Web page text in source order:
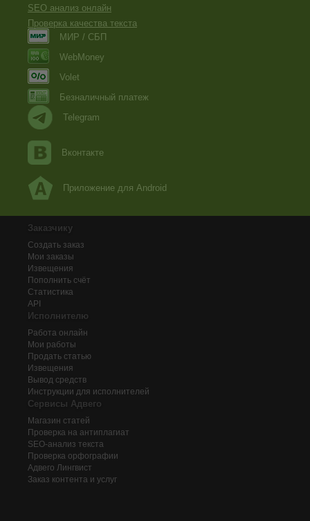
SEO анализ онлайн
Проверка качества текста
МИР / СБП
WebMoney
Volet
Безналичный платеж
Telegram
Вконтакте
Приложение для Android
Заказчику
Создать заказ
Мои заказы
Извещения
Пополнить счёт
Статистика
API
Исполнителю
Работа онлайн
Мои работы
Продать статью
Извещения
Вывод средств
Инструкции для исполнителей
Сервисы Адвего
Магазин статей
Проверка на антиплагиат
SEO-анализ текста
Проверка орфографии
Адвего Лингвист
Заказ контента и услуг